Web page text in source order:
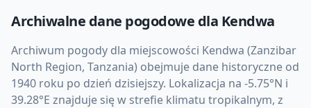
Archiwalne dane pogodowe dla Kendwa
Archiwum pogody dla miejscowości Kendwa (Zanzibar
North Region, Tanzania) obejmuje dane historyczne od
1940 roku po dzień dzisiejszy. Lokalizacja na -5.75°N i
39.28°E znajduje się w strefie klimatu tropikalnym, z